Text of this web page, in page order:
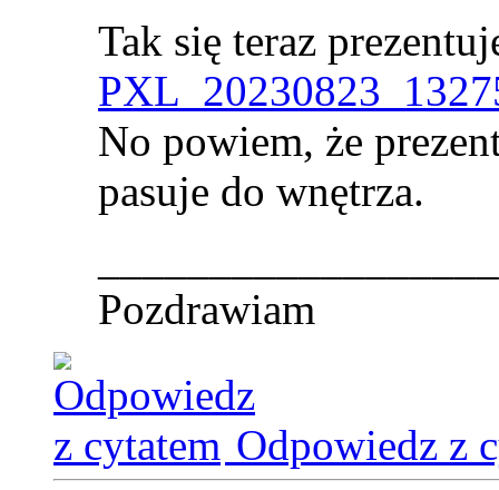
Tak się teraz
No powiem, że
pasuje do wnętrza.
Pozdrawiam
Odpowiedz z